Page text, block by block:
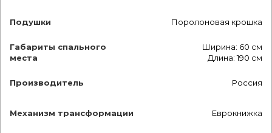
Подушки Поролоновая крошка
Габариты спального
места
Ширина: 60 см
Длина: 190 см
Производитель Россия
Механизм трансформации Еврокнижка